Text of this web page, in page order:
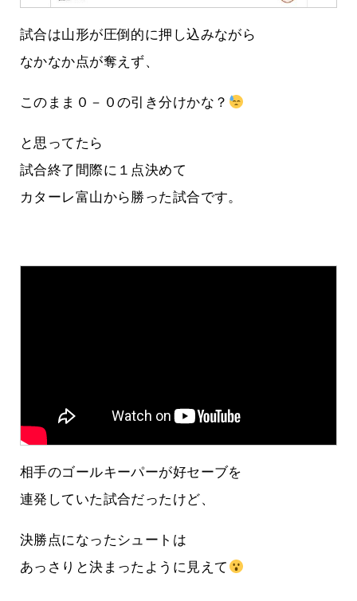
試合は山形が圧倒的に押し込みながら
なかなか点が奪えず、
このまま０－０の引き分けかな？
と思ってたら
試合終了間際に１点決めて
カターレ富山から勝った試合です。
相手のゴールキーパーが好セーブを
連発していた試合だったけど、
決勝点になったシュートは
あっさりと決まったように見えて